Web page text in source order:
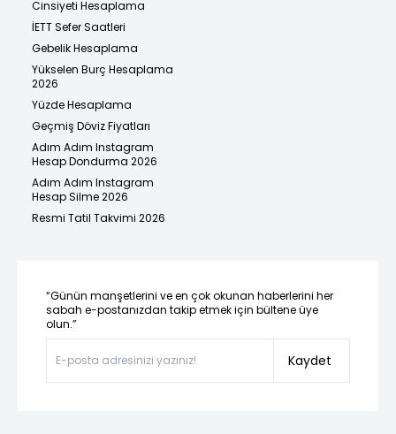
Cinsiyeti Hesaplama
İETT Sefer Saatleri
Gebelik Hesaplama
Yükselen Burç Hesaplama
2026
Yüzde Hesaplama
Geçmiş Döviz Fiyatları
Adım Adım Instagram
Hesap Dondurma 2026
Adım Adım Instagram
Hesap Silme 2026
Resmi Tatil Takvimi 2026
“Günün manşetlerini ve en çok okunan haberlerini her
sabah e-postanızdan takip etmek için bültene üye
olun.”
Kaydet